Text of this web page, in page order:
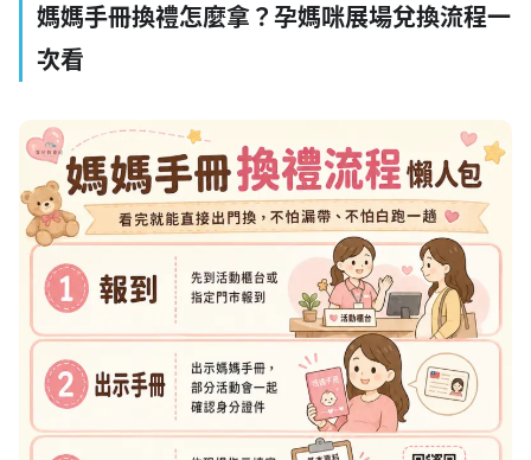
媽媽手冊換禮怎麼拿？孕媽咪展場兌換流程一
次看